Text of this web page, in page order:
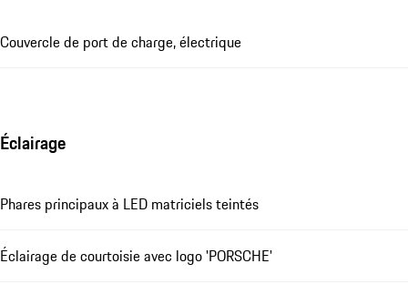
Couvercle de port de charge, électrique
Éclairage
Phares principaux à LED matriciels teintés
Éclairage de courtoisie avec logo 'PORSCHE'